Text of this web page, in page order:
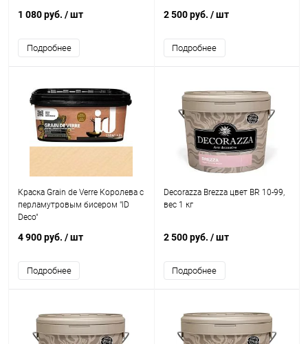
1 080 руб. / шт
Подробнее
2 500 руб. / шт
Подробнее
Краска Grain de Verre Королева с
перламутровым бисером "ID
Deco"
4 900 руб. / шт
Подробнее
Decorazza Brezza цвет BR 10-99,
вес 1 кг
2 500 руб. / шт
Подробнее